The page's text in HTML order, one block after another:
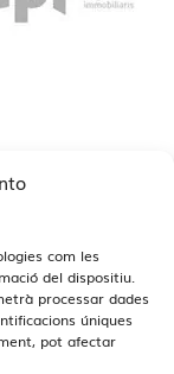
com les
del dispositiu.
processar dades
úniques
pot afectar
Oficines